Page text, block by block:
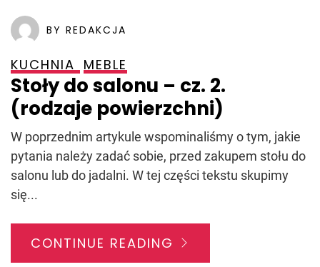
BY REDAKCJA
KUCHNIA MEBLE
Stoły do salonu – cz. 2.
(rodzaje powierzchni)
W poprzednim artykule wspominaliśmy o tym, jakie
pytania należy zadać sobie, przed zakupem stołu do
salonu lub do jadalni. W tej części tekstu skupimy
się...
CONTINUE READING